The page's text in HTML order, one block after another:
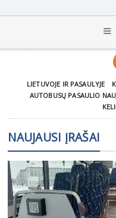
LIETUVOJE IR PASAULYJE
AUTOBUSŲ PASAULIO
NAUJAUSI ĮRAŠAI